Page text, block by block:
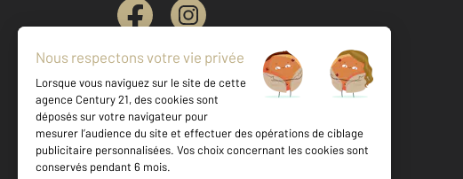
Votre agence est notée